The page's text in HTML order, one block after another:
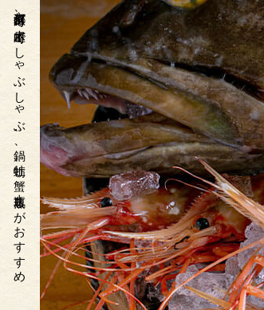
京都河原町、木屋町でしゃぶしゃぶ、鍋、牡蛎、蟹、土瓶蒸しがおすすめ